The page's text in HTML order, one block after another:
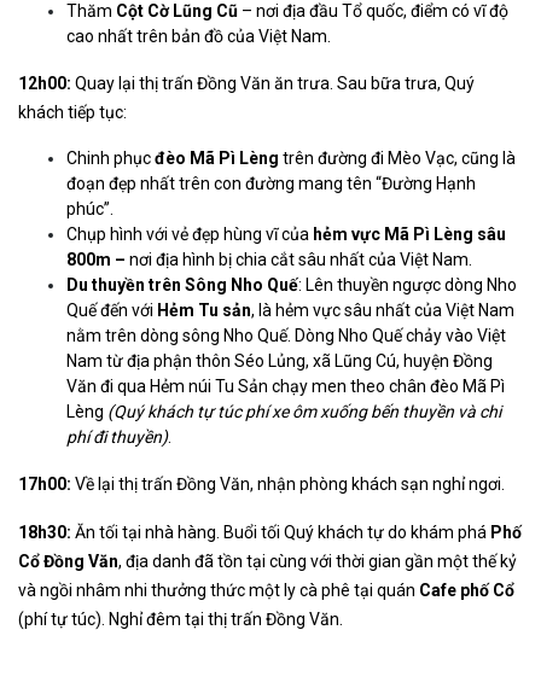
Thăm Cột Cờ Lũng Cũ – nơi địa đầu Tổ quốc, điểm có vĩ độ
cao nhất trên bản đồ của Việt Nam.
12h00: Quay lại thị trấn Đồng Văn ăn trưa. Sau bữa trưa, Quý
khách tiếp tục:
Chinh phụcđèo Mã Pì Lèng trên đường đi Mèo Vạc, cũng là
đoạn đẹp nhất trên con đường mang tên “Đường Hạnh
phúc”.
Chụp hình với vẻ đẹp hùng vĩ của hẻm vực Mã Pì Lèng sâu
800m – nơi địa hình bị chia cắt sâu nhất của Việt Nam.
Du thuyền trên Sông Nho Quế: Lên thuyền ngược dòng Nho
Quế đến với Hẻm Tu sản, là hẻm vực sâu nhất của Việt Nam
nằm trên dòng sông Nho Quế. Dòng Nho Quế chảy vào Việt
Nam từ địa phận thôn Séo Lủng, xã Lũng Cú, huyện Đồng
Văn đi qua Hẻm núi Tu Sản chạy men theo chân đèo Mã Pì
Lèng (Quý khách tự túc phí xe ôm xuống bến thuyền và chi
phí đi thuyền).
17h00: Về lại thị trấn Đồng Văn, nhận phòng khách sạn nghỉ ngơi.
18h30: Ăn tối tại nhà hàng. Buổi tối Quý khách tự do khám phá Phố
Cổ Đồng Văn, địa danh đã tồn tại cùng với thời gian gần một thế kỷ
và ngồi nhâm nhi thưởng thức một ly cà phê tại quán Cafe phố Cổ
(phí tự túc). Nghỉ đêm tại thị trấn Đồng Văn.